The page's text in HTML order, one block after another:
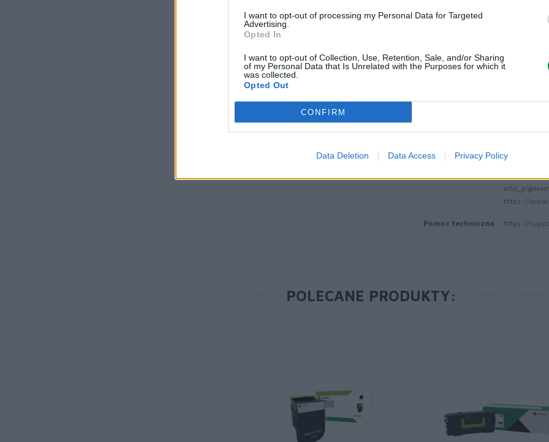
I want to opt-out of processing my Personal Data for Targeted
Advertising.
Opted In
I want to opt-out of Collection, Use, Retention, Sale, and/or Sharing
of my Personal Data that Is Unrelated with the Purposes for which it
was collected.
Opted Out
CONFIRM
Data Deletion Data Access Privacy Policy
Lexmark
ICC - Bloc A
CH-1215
ul. Wołoska 5
https://
Pomoc techniczna https://
POLECANE PRODUKTY: